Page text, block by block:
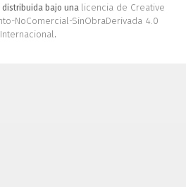
bajo una licencia de Creative
NoComercial-SinObraDerivada 4.0
Internacional.